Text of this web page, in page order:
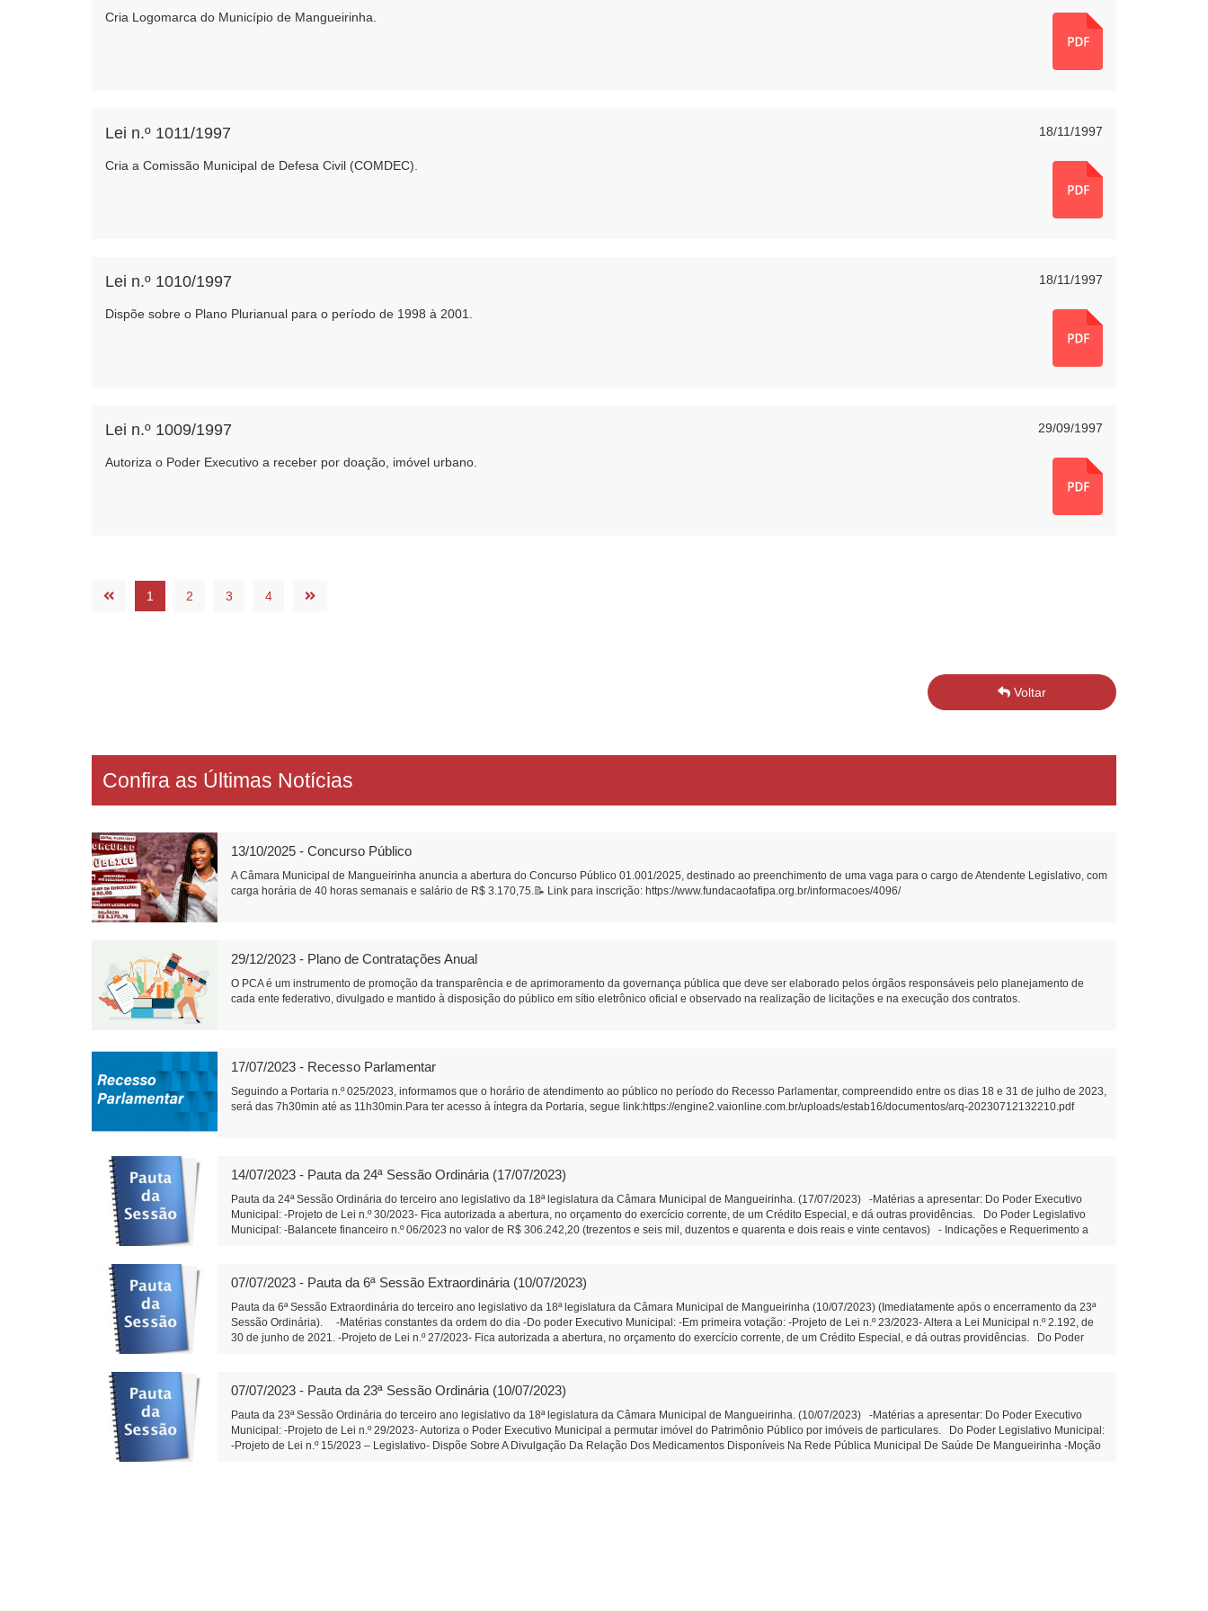
Cria Logomarca do Município de Mangueirinha.
18/11/1997
Lei n.º 1011/1997
Cria a Comissão Municipal de Defesa Civil (COMDEC).
18/11/1997
Lei n.º 1010/1997
Dispõe sobre o Plano Plurianual para o período de 1998 à 2001.
29/09/1997
Lei n.º 1009/1997
Autoriza o Poder Executivo a receber por doação, imóvel urbano.
1 2 3 4
Voltar
Confira as Últimas Notícias
13/10/2025 - Concurso Público
A Câmara Municipal de Mangueirinha anuncia a abertura do Concurso Público 01.001/2025, destinado ao preenchimento de uma vaga para o cargo de Atendente Legislativo, com
carga horária de 40 horas semanais e salário de R$ 3.170,75.📝 Link para inscrição: https://www.fundacaofafipa.org.br/informacoes/4096/
29/12/2023 - Plano de Contratações Anual
O PCA é um instrumento de promoção da transparência e de aprimoramento da governança pública que deve ser elaborado pelos órgãos responsáveis pelo planejamento de
cada ente federativo, divulgado e mantido à disposição do público em sítio eletrônico oficial e observado na realização de licitações e na execução dos contratos.
17/07/2023 - Recesso Parlamentar
Seguindo a Portaria n.º 025/2023, informamos que o horário de atendimento ao público no período do Recesso Parlamentar, compreendido entre os dias 18 e 31 de julho de 2023,
será das 7h30min até as 11h30min.Para ter acesso à íntegra da Portaria, segue link:https://engine2.vaionline.com.br/uploads/estab16/documentos/arq-20230712132210.pdf
14/07/2023 - Pauta da 24ª Sessão Ordinária (17/07/2023)
Pauta da 24ª Sessão Ordinária do terceiro ano legislativo da 18ª legislatura da Câmara Municipal de Mangueirinha. (17/07/2023) -Matérias a apresentar: Do Poder Executivo
Municipal: -Projeto de Lei n.º 30/2023- Fica autorizada a abertura, no orçamento do exercício corrente, de um Crédito Especial, e dá outras providências. Do Poder Legislativo
Municipal: -Balancete financeiro n.º 06/2023 no valor de R$ 306.242,20 (trezentos e seis mil, duzentos e quarenta e dois reais e vinte centavos) - Indicações e Requerimento a
distribua calcário dolomítico aos produtores da Associação de Produtores Rurais da Comunidade de Linha Boa Sorte. (Diego Bortokoski) -Matérias constantes na Ordem do Dia
Do Poder Executivo Municipal: -Em Segunda Votação: -Projeto de Lei n.º 23/2023- Altera a Lei Municipal n.º 2.192, de 30 de junho de 2021. -Projeto de Lei n.º 27/2023- Fica
autorizada a abertura, no orçamento do exercício corrente, de um Crédito Especial, e dá outras providências. Em Primeira Votação: -Projeto de Lei n.º 28/2023- Autoriza o Poder
Executivo Municipal a firmar transferência voluntaria com a ASERMAN – Associação dos Servidores Públicos Municipais de Mangueirinha e dá outras providências. Do Poder
Legislativo Municipal: -Em segunda votação: -Projeto de Lei n.º 12/2023 – Legislativo-Concede Título de Cidadão Benemérito ao Sr. Ernany Schreiner Serpa. (Alexandre Monteiro
07/07/2023 - Pauta da 6ª Sessão Extraordinária (10/07/2023)
Pauta da 6ª Sessão Extraordinária do terceiro ano legislativo da 18ª legislatura da Câmara Municipal de Mangueirinha (10/07/2023) (Imediatamente após o encerramento da 23ª
Sessão Ordinária). -Matérias constantes da ordem do dia -Do poder Executivo Municipal: -Em primeira votação: -Projeto de Lei n.º 23/2023- Altera a Lei Municipal n.º 2.192, de
30 de junho de 2021. -Projeto de Lei n.º 27/2023- Fica autorizada a abertura, no orçamento do exercício corrente, de um Crédito Especial, e dá outras providências. Do Poder
07/07/2023 - Pauta da 23ª Sessão Ordinária (10/07/2023)
Pauta da 23ª Sessão Ordinária do terceiro ano legislativo da 18ª legislatura da Câmara Municipal de Mangueirinha. (10/07/2023) -Matérias a apresentar: Do Poder Executivo
Municipal: -Projeto de Lei n.º 29/2023- Autoriza o Poder Executivo Municipal a permutar imóvel do Patrimônio Público por imóveis de particulares. Do Poder Legislativo Municipal:
-Projeto de Lei n.º 15/2023 – Legislativo- Dispõe Sobre A Divulgação Da Relação Dos Medicamentos Disponíveis Na Rede Pública Municipal De Saúde De Mangueirinha -Moção